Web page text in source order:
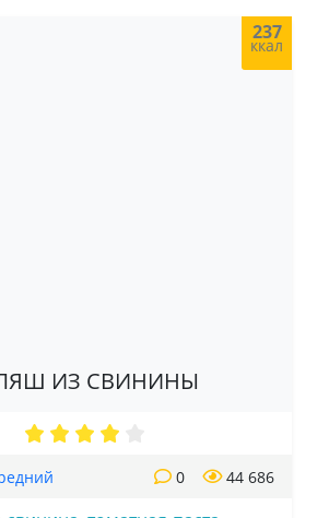
237
ккал
ИЗ СВИНИНЫ
44 686
0